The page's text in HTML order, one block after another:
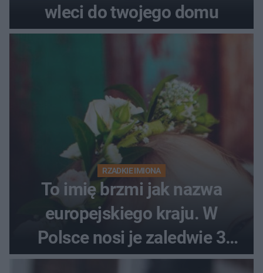
wleci do twojego domu
RZADKIE IMIONA
To imię brzmi jak nazwa
europejskiego kraju. W
Polsce nosi je zaledwie 3
kobiety